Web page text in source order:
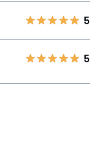
5
5